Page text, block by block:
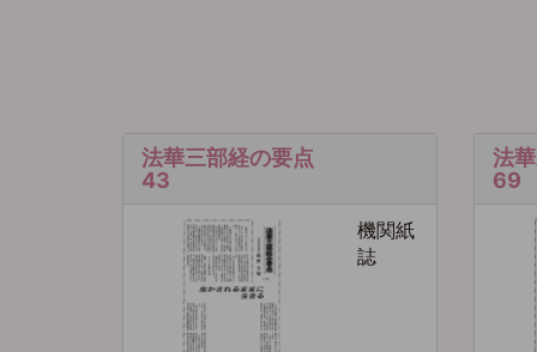
法華三部経の要点
43
機関紙
誌
法
69